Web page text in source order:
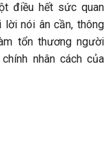
điều hết sức quan
lời nói ân cần, thông
tổn thương người
nhân cách của